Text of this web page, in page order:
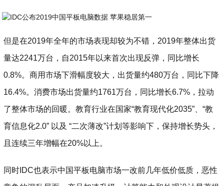
但是在2019年全年的市场表现却较为不错，2019年整体出货
量达2241万台，自2015年以来首次出现反弹，同比增长
0.8%。商用市场下滑幅度较大，出货量约480万台，同比下降
16.4%。消费市场出货量约1761万台，同比增长6.7%，拉动
了整体市场的回暖。教育行业在国家“教育现代化2035”、“教
育信息化2.0” 以及 “二次薄改”计划等影响下，保持增长势头，
且连续三年增幅在20%以上。
同时IDC也表示中国平板电脑市场一改前几年低价低质，恶性